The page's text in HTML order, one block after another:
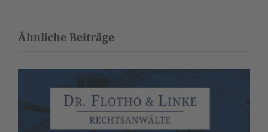
Ähnliche Beiträge